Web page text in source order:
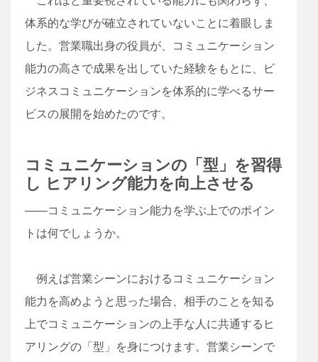
体系的な学びが確立されていないことに着眼しま
した。営業職出身の役員が、コミュニケーション
能力の高さで成果を出していた経験をもとに、ビ
ジネスコミュニケーションを体系的に学べるサー
ビスの展開を始めたのです。
コミュニケーションの「型」を習得
し ヒアリング能力を向上させる
――コミュニケーション能力を学ぶ上でのポイン
トは何でしょうか。
例えば営業シーンにおけるコミュニケーション
能力を高めようと思った場合、相手のことを知る
上でコミュニケーションの上手な人に共通するヒ
アリングの「型」を身につけます。営業シーンで